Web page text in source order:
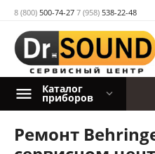
8 (800) 500-74-27 7 (958) 538-22-48
Каталог
приборов
Ремонт